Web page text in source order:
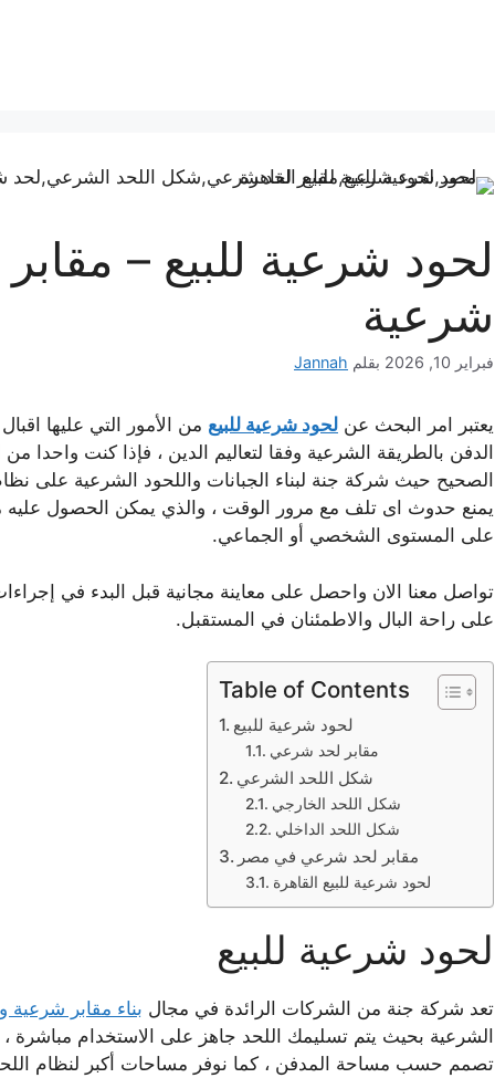
لحود شرعية للبيع –
شرعية
فبراير 10, 2026 بقلم Jannah
يعتبر امر البحث عن لحود شرعية للبيع من الأمور التي عليها
الدفن بالطريقة الشرعية وفقا لتعاليم الدين ، فإذا كنت واحدا
الصحيح حيث شركة جنة لبناء الجبانات واللحود الشرعية على
يمنع حدوث اى تلف مع مرور الوقت ، والذي يمكن الحصول
على المستوى الشخصي أو الجماعي.
تواصل معنا الان واحصل على معاينة مجانية قبل البدء في
على راحة البال والاطمئنان في المستقبل.
Table of Contents
لحود شرعية للبيع
مقابر لحد شرعي
شكل اللحد الشرعي
شكل اللحد الخارجي
مقابر لحد شرعي في مصر
لحود شرعية للبيع القاهرة
لحود شرعية للبيع
تعد شركة جنة من الشركات الرائدة في مجال بناء مقابر شرعية
الشرعية بحيث يتم تسليمك اللحد جاهز على الاستخدام مباشرة
تصمم حسب مساحة المدفن ، كما نوفر مساحات أكبر لنظام